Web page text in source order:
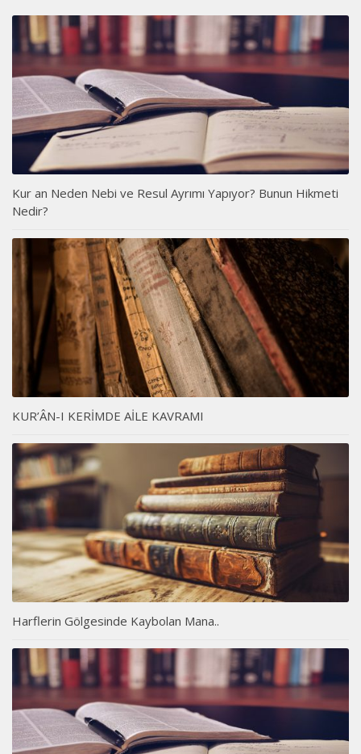
Kur an Neden Nebi ve Resul Ayrımı Yapıyor? Bunun Hikmeti
Nedir?
KUR’ÂN-I KERİMDE AİLE KAVRAMI
Harflerin Gölgesinde Kaybolan Mana..